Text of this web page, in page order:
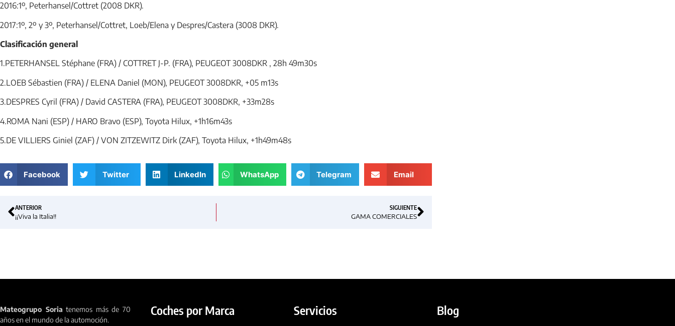
2016:1º, Peterhansel/Cottret (2008 DKR).
2017:1º, 2º y 3º, Peterhansel/Cottret, Loeb/Elena y Despres/Castera (3008 DKR).
Clasificación general
1.PETERHANSEL Stéphane (FRA) / COTTRET J-P. (FRA), PEUGEOT 3008DKR , 28h 49m30s
2.LOEB Sébastien (FRA) / ELENA Daniel (MON), PEUGEOT 3008DKR, +05 m13s
3.DESPRES Cyril (FRA) / David CASTERA (FRA), PEUGEOT 3008DKR, +33m28s
4.ROMA Nani (ESP) / HARO Bravo (ESP), Toyota Hilux, +1h16m43s
5.DE VILLIERS Giniel (ZAF) / VON ZITZEWITZ Dirk (ZAF), Toyota Hilux, +1h49m48s
Facebook Twitter LinkedIn WhatsApp Telegram Email
ANTERIOR
¡¡Viva la Italia!!
SIGUIENTE
GAMA COMERCIALES
Mateogrupo Soria tenemos más de 70
años en el mundo de la automoción.
Coches por Marca Servicios Blog